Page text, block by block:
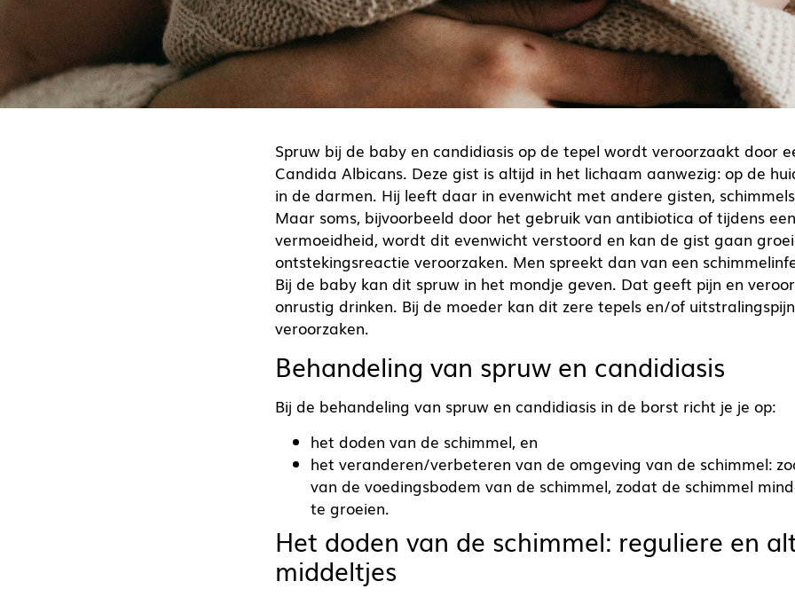
Spruw bij de baby en candidiasis op de tepel wordt veroorzaakt door
Candida Albicans. Deze gist is altijd in het lichaam aanwezig: op de
in de darmen. Hij leeft daar in evenwicht met andere gisten,
Maar soms, bijvoorbeeld door het gebruik van antibiotica of tijdens
vermoeidheid, wordt dit evenwicht verstoord en kan de gist gaan
ontstekingsreactie veroorzaken. Men spreekt dan van een
Bij de baby kan dit spruw in het mondje geven. Dat geeft pijn en
onrustig drinken. Bij de moeder kan dit zere tepels en/of
veroorzaken.
Behandeling van spruw en candidiasis
Bij de behandeling van spruw en candidiasis in de borst richt je je op:
het doden van de schimmel, en
het veranderen/verbeteren van de omgeving van de schimmel:
van de voedingsbodem van de schimmel, zodat de schimmel
te groeien.
Het doden van de schimmel: reguliere en
middeltjes